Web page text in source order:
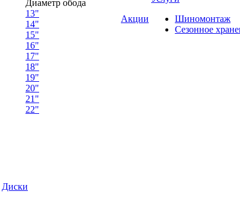
Диаметр обода
13"
14"
15"
16"
17"
18"
19"
20"
21"
22"
Акции
Шиномонтаж
Сезонное
Диски